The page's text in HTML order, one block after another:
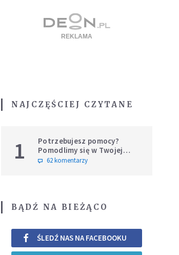
NAJCZĘŚCIEJ CZYTANE
1
Potrzebujesz pomocy?
Pomodlimy się w Twojej
intencji
62 komentarzy
BĄDŹ NA BIEŻĄCO
ŚLEDŹ NAS NA FACEBOOKU